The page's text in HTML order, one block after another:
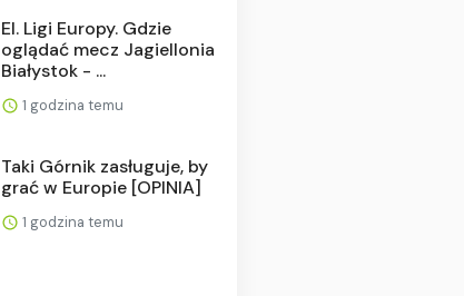
El. Ligi Europy. Gdzie
oglądać mecz Jagiellonia
Białystok - ...
1 godzina temu
Taki Górnik zasługuje, by
grać w Europie [OPINIA]
1 godzina temu